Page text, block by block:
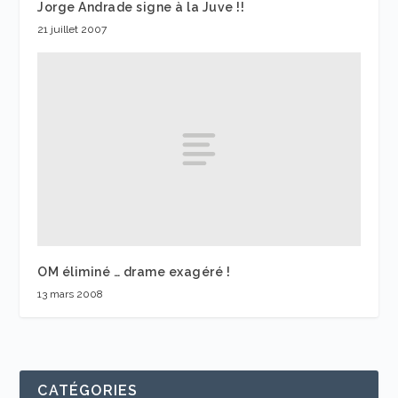
Jorge Andrade signe à la Juve !!
21 juillet 2007
OM éliminé … drame exagéré !
13 mars 2008
CATÉGORIES